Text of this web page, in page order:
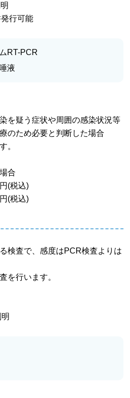
行可能
RT-PCR
液
を疑う症状や周囲の感染状況等
のため必要と判断した場合
。
合
(税込)
(税込)
検査で、感度はPCR検査よりは
を行います。